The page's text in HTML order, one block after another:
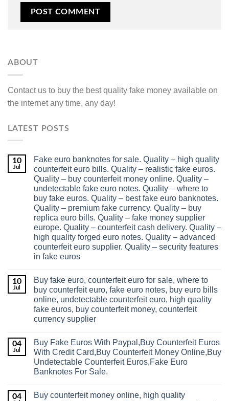
ABOUT
Contact us to buy the best quality fake money available on
the internet any time, any day!
LATEST POSTS
10
Jul
Fake euro banknotes for sale. Quality – high quality
counterfeit euro bills. Quality – realistic fake euros.
Quality – buy counterfeit money online. Quality –
undetectable fake euro notes. Quality – where to
buy fake euros. Quality – best fake euro banknotes.
Quality – premium fake currency. Quality – buy
replica euro bills. Quality – fake money supplier
europe. Quality – counterfeit cash delivery. Quality –
high quality forged euro notes. Quality – advanced
counterfeit euro supplier. Quality – security features
in fake euros
10
Jul
Buy fake euro, counterfeit euro for sale, where to
buy counterfeit euro, fake euro notes, buy euro bills
online, undetectable counterfeit euro, high quality
fake euros, buy counterfeit money, counterfeit
currency supplier
04
Jul
Buy Fake Euros With Paypal,Buy Counterfeit Euros
With Credit Card,Buy Counterfeit Money Online,Buy
Undetectable Counterfeit Euros,Fake Euro
Banknotes For Sale.
04
Buy counterfeit money online, high quality